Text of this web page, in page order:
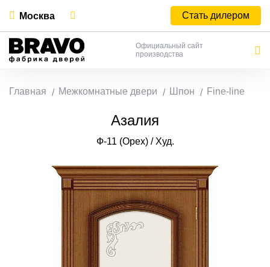
Москва Стать дилером
Официальный сайт
производства
Главная Межкомнатные двери Шпон Fine-line
Азалия
Ф-11 (Орех) / Худ.